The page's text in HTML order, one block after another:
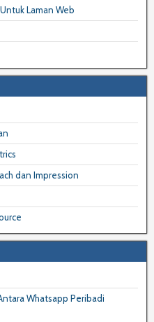
Laman Web
dan Impression
Whatsapp Peribadi